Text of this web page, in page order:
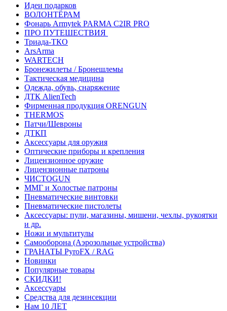
Идеи подарков
ВОЛОНТЁРАМ
Фонарь Armytek PARMA C2IR PRO
ПРО ПУТЕШЕСТВИЯ
Триада-ТКО
ArsArma
WARTECH
Бронежилеты / Бронешлемы
Тактическая медицина
Одежда, обувь, снаряжение
ДТК AlienTech
Фирменная продукция ORENGUN
THERMOS
Патчи/Шевроны
ДТКП
Аксессуары для оружия
Оптические приборы и крепления
Лицензионное оружие
Лицензионные патроны
ЧИСТОGUN
ММГ и Холостые патроны
Пневматические винтовки
Пневматические пистолеты
Аксессуары: пули, магазины, мишени, чехлы, рукоятки
и др.
Ножи и мультитулы
Самооборона (Аэрозольные устройства)
ГРАНАТЫ PyroFX / RAG
Новинки
Популярные товары
СКИДКИ!
Аксессуары
Средства для дезинсекции
Нам 10 ЛЕТ